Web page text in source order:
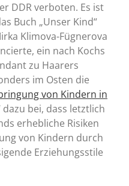
DDR verboten. Es ist
Buch „Unser Kind“
Klimova-Fügnerova
ein nach Kochs
zu Haarers
im Osten die
von Kindern in
dazu bei, dass letztlich
erhebliche Risiken
von Kindern durch
Erziehungsstile